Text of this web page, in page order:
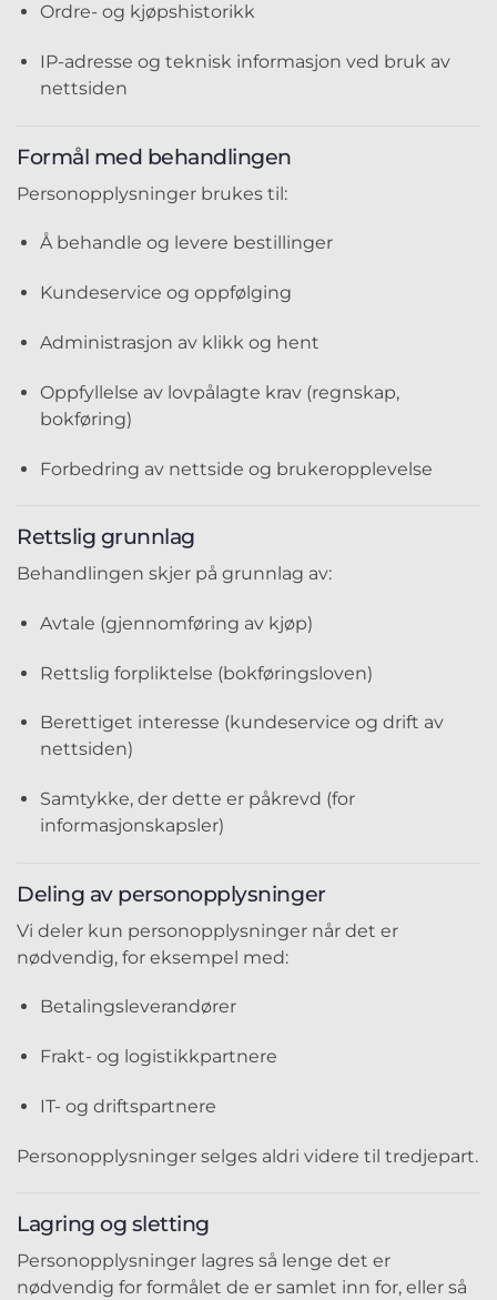
Ordre- og kjøpshistorikk
IP-adresse og teknisk informasjon ved bruk av
nettsiden
Formål med behandlingen
Personopplysninger brukes til:
Å behandle og levere bestillinger
Kundeservice og oppfølging
Administrasjon av klikk og hent
Oppfyllelse av lovpålagte krav (regnskap,
bokføring)
Forbedring av nettside og brukeropplevelse
Rettslig grunnlag
Behandlingen skjer på grunnlag av:
Avtale (gjennomføring av kjøp)
Rettslig forpliktelse (bokføringsloven)
Berettiget interesse (kundeservice og drift av
nettsiden)
Samtykke, der dette er påkrevd (for
informasjonskapsler)
Deling av personopplysninger
Vi deler kun personopplysninger når det er
nødvendig, for eksempel med:
Betalingsleverandører
Frakt- og logistikkpartnere
IT- og driftspartnere
Personopplysninger selges aldri videre til tredjepart.
Lagring og sletting
Personopplysninger lagres så lenge det er
nødvendig for formålet de er samlet inn for, eller så